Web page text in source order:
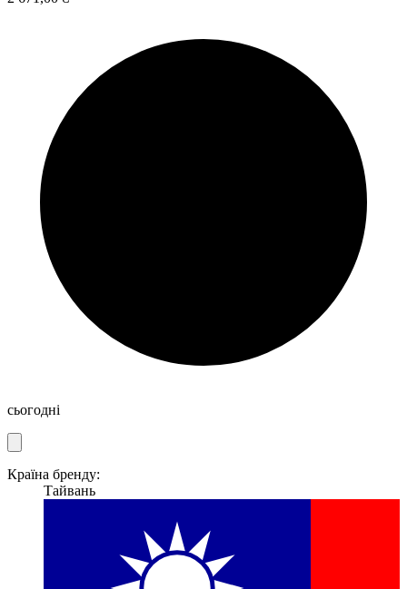
сьогодні
Країна бренду:
Тайвань